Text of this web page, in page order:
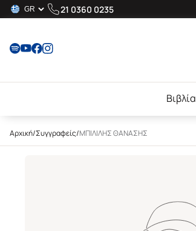
21 0360 0235
Βιβλία
Αρχική/Συγγραφείς/ΜΠΙΛΙΛΗΣ ΘΑΝΑΣΗΣ